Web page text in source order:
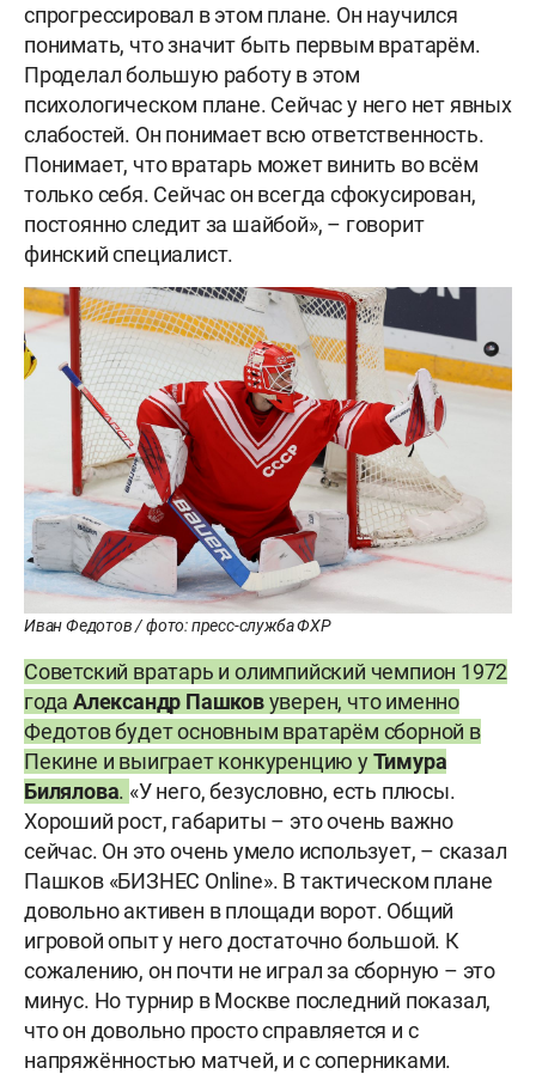
спрогрессировал в этом плане. Он научился
понимать, что значит быть первым вратарём.
Проделал большую работу в этом
психологическом плане. Сейчас у него нет явных
слабостей. Он понимает всю ответственность.
Понимает, что вратарь может винить во всём
только себя. Сейчас он всегда сфокусирован,
постоянно следит за шайбой», – говорит
финский специалист.
Иван Федотов / фото: пресс-служба ФХР
Советский вратарь и олимпийский чемпион 1972
года Александр Пашковуверен, что именно
Федотов будет основным вратарём сборной в
Пекине и выиграет конкуренцию уТимура
Билялова. «У него, безусловно, есть плюсы.
Хороший рост, габариты – это очень важно
сейчас. Он это очень умело использует, – сказал
Пашков «БИЗНЕС Online». В тактическом плане
довольно активен в площади ворот. Общий
игровой опыт у него достаточно большой. К
сожалению, он почти не играл за сборную – это
минус. Но турнир в Москве последний показал,
что он довольно просто справляется и с
напряжённостью матчей, и с соперниками.